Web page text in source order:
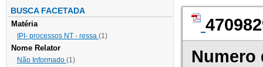
BUSCA FACETADA
Matéria
IPI- processos NT - ressa (1)
Nome Relator
Não Informado (1)
Numero